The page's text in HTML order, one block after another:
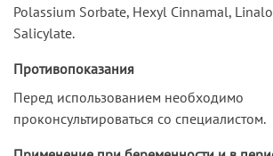
Polassium Sorbate, Hexyl Cinnamal,
Salicylate.
Противопоказания
Перед использованием необходимо
проконсультироваться со специалистом.